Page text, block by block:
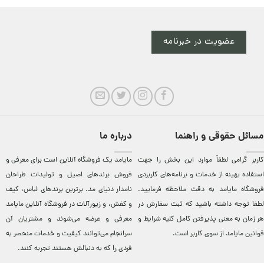
عضویت در خبرنامه
مسائل حقوقی و راهنما
کاربر گرامی لطفاً موارد این بخش را جهت
استفاده بهینه از خدمات و برنامه‌‏های کاربردی
فروشگاه مایامد به دقت ملاحظه فرمایید.
لطفا توجه داشته باشید که ثبت سفارش در
هر زمان به معنی پذیرفتن کامل کلیهشرایط و
قوانین مایامداز سوی کاربر است.
درباره ما
مایامد يک فروشگاه آنلاين است برای معرفی و
فروش برندهای اصيل و توليدات طراحان
نامدار دنيای مد. برترين‌ برندهای لباس، کيف
و کفش، و زيورآلات در فروشگاه آنلاين مایامد
معرفی و عرضه می‌شوند و مشتريان آن
سرانجام می‌توانند کيفيت و خدمات منحصر به
فردی را که به دنبالش هستند تجربه کنند.